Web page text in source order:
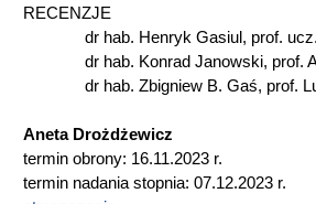
RECENZJE
dr hab. Henryk Gasiul, prof. ucz.
dr hab. Konrad Janowski, prof.
dr hab. Zbigniew B. Gaś, prof.
Aneta Drożdżewicz
termin obrony: 16.11.2023 r.
termin nadania stopnia: 07.12.2023 r.